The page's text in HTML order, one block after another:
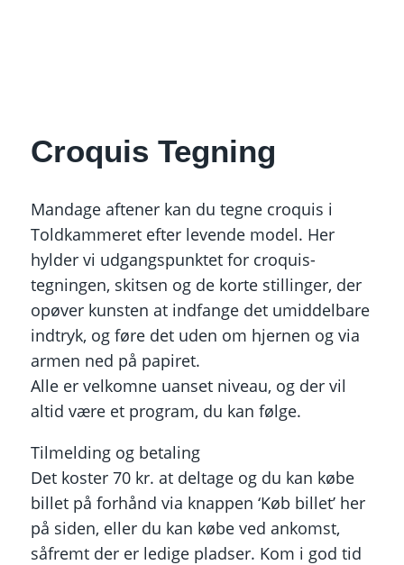
Croquis Tegning
Mandage aftener kan du tegne croquis i
Toldkammeret efter levende model. Her
hylder vi udgangspunktet for croquis-
tegningen, skitsen og de korte stillinger, der
opøver kunsten at indfange det umiddelbare
indtryk, og føre det uden om hjernen og via
armen ned på papiret.
Alle er velkomne uanset niveau, og der vil
altid være et program, du kan følge.
Tilmelding og betaling
Det koster 70 kr. at deltage og du kan købe
billet på forhånd via knappen ‘Køb billet’ her
på siden, eller du kan købe ved ankomst,
såfremt der er ledige pladser. Kom i god tid